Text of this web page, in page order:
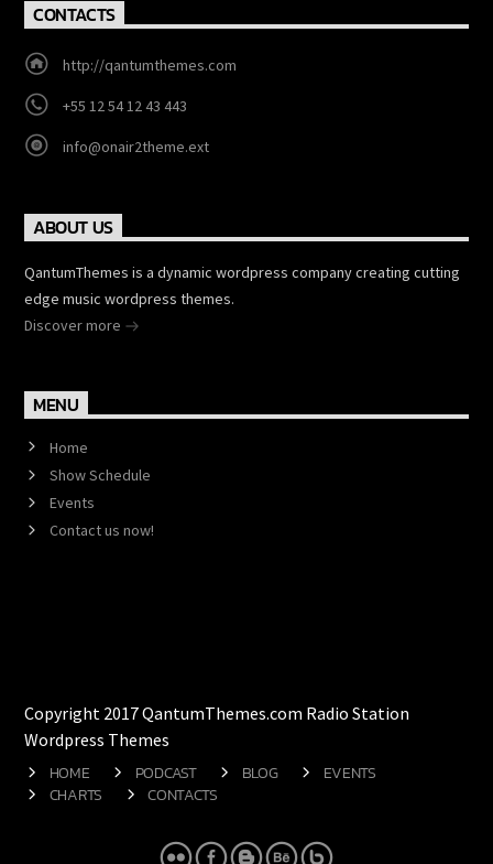
CONTACTS
http://qantumthemes.com
+55 12 54 12 43 443
info@onair2theme.ext
ABOUT US
QantumThemes is a dynamic wordpress company creating cutting
edge music wordpress themes.
Discover more
MENU
Home
Show Schedule
Events
Contact us now!
Copyright 2017 QantumThemes.com Radio Station
Wordpress Themes
HOME PODCAST BLOG
EVENTS
CHARTS
CONTACTS